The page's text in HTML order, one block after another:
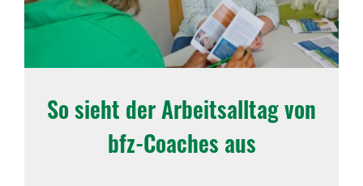
So sieht der Arbeits­alltag von
bfz-Coaches aus